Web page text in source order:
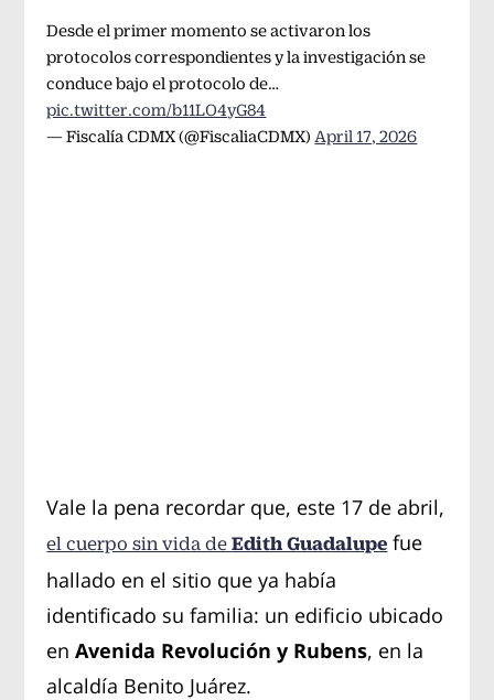
Desde el primer momento se activaron los
protocolos correspondientes y la investigación se
conduce bajo el protocolo de…
pic.twitter.com/b11LO4yG84
— Fiscalía CDMX (@FiscaliaCDMX) April 17, 2026
Vale la pena recordar que, este 17 de abril,
el cuerpo sin vida deEdith Guadalupe fue
hallado en el sitio que ya había
identificado su familia: un edificio ubicado
enAvenida Revolución y Rubens, en la
alcaldía Benito Juárez.